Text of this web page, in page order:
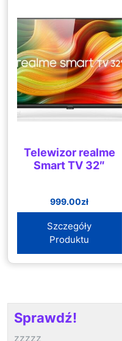
Telewizor realme
Smart TV 32″
999.00zł
Szczegóły
Produktu
Sprawdź!
zzzzz